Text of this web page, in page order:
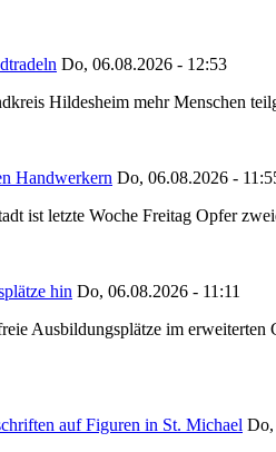
Do, 06.08.2026 - 12:53
Hildesheim mehr Menschen
Handwerkern Do, 06.08.2026 -
ist letzte Woche Freitag Opfer
hin Do, 06.08.2026 - 11:11
Ausbildungsplätze im
auf Figuren in St. Michael Do,